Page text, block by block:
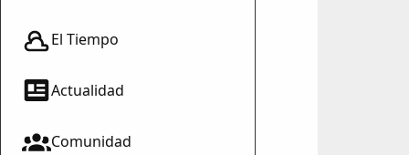
El Tiempo
Actualidad
Comunidad